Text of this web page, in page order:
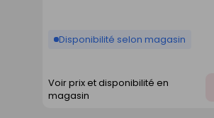
Disponibilité selon magasin
Voir prix et disponibilité en
magasin